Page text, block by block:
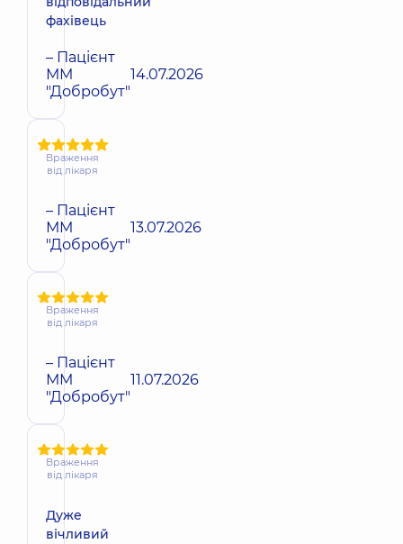
фахівець
– Пацієнт
ММ
"Добробут"
14.07.2026
Враження
від лікаря
– Пацієнт
ММ
"Добробут"
13.07.2026
Враження
від лікаря
– Пацієнт
ММ
"Добробут"
11.07.2026
Враження
від лікаря
Дуже
вічливий